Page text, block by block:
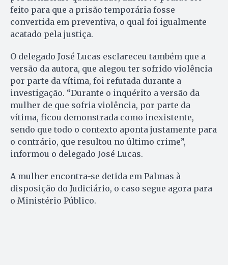
feito para que a prisão temporária fosse
convertida em preventiva, o qual foi igualmente
acatado pela justiça.
O delegado José Lucas esclareceu também que a
versão da autora, que alegou ter sofrido violência
por parte da vítima, foi refutada durante a
investigação. “Durante o inquérito a versão da
mulher de que sofria violência, por parte da
vítima, ficou demonstrada como inexistente,
sendo que todo o contexto aponta justamente para
o contrário, que resultou no último crime”,
informou o delegado José Lucas.
A mulher encontra-se detida em Palmas à
disposição do Judiciário, o caso segue agora para
o Ministério Público.